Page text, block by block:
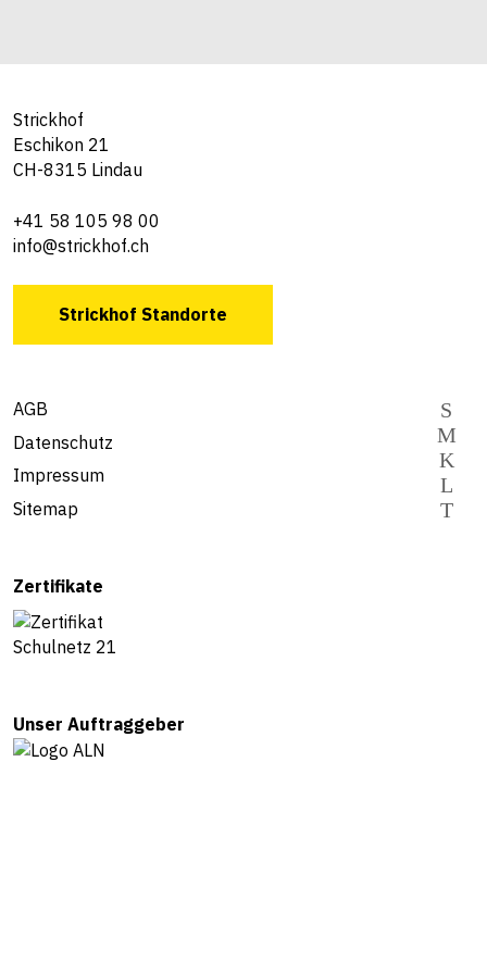
Strickhof
Eschikon 21
CH-8315 Lindau
+41 58 105 98 00
info@strickhof.ch
Strickhof Standorte
AGB
Datenschutz
Impressum
Sitemap
Zertifikate
Unser Auftraggeber